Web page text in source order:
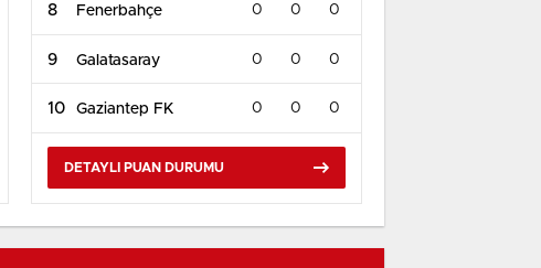
8 Fenerbahçe 0 0 0
9 Galatasaray 0 0 0
10 Gaziantep FK 0 0 0
DETAYLI PUAN DURUMU